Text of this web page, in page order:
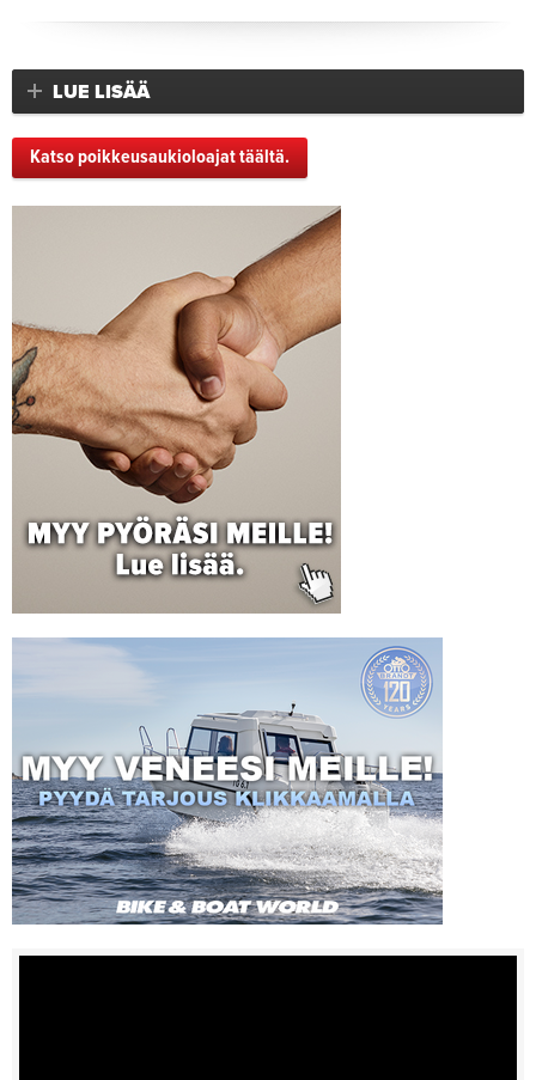
LUE LISÄÄ
Katso poikkeusaukioloajat täältä.